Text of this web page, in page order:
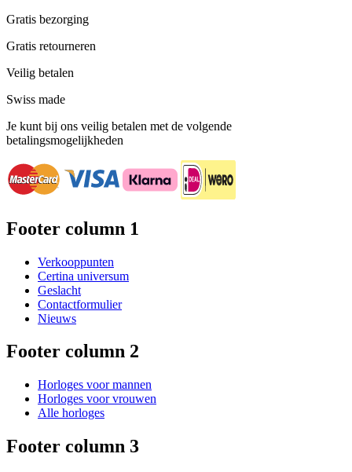
Gratis bezorging
Gratis retourneren
Veilig betalen
Swiss made
Je kunt bij ons veilig betalen met de volgende
betalingsmogelijkheden
Footer column 1
Verkooppunten
Certina universum
Geslacht
Contactformulier
Nieuws
Footer column 2
Horloges voor mannen
Horloges voor vrouwen
Alle horloges
Footer column 3